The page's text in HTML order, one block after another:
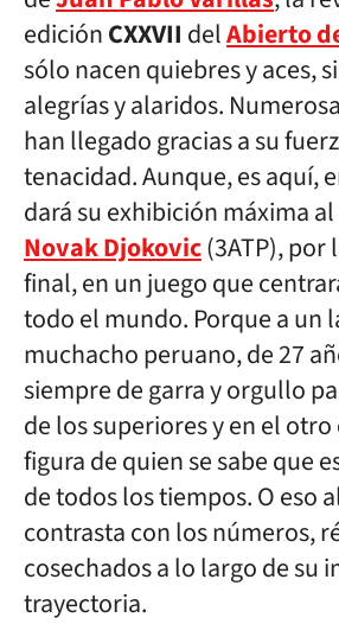
ediciónCXXVII delAbierto
sólo nacen quiebres y aces,
alegrías y alaridos.
han llegado gracias a su
tenacidad. Aunque, es aquí,
dará su exhibición máxima
Novak Djokovic(3ATP), por
final, en un juego que
todo el mundo. Porque a un
muchacho peruano, de 27
siempre de garra y orgullo
de los superiores y en el
figura de quien se sabe que
de todos los tiempos. O eso
contrasta con los números,
cosechados a lo largo de su
trayectoria.